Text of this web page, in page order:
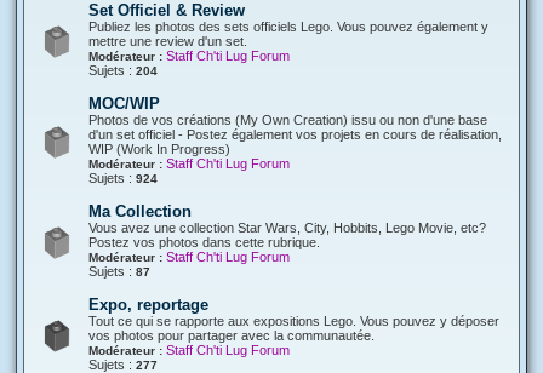
Set Officiel & Review
Publiez les photos des sets officiels Lego. Vous pouvez également y
mettre une review d'un set.
Modérateur : Staff Ch'ti Lug Forum
Sujets : 204
MOC/WIP
Photos de vos créations (My Own Creation) issu ou non d'une base
d'un set officiel - Postez également vos projets en cours de réalisation,
WIP (Work In Progress)
Modérateur : Staff Ch'ti Lug Forum
Sujets : 924
Ma Collection
Vous avez une collection Star Wars, City, Hobbits, Lego Movie, etc?
Postez vos photos dans cette rubrique.
Modérateur : Staff Ch'ti Lug Forum
Sujets : 87
Expo, reportage
Tout ce qui se rapporte aux expositions Lego. Vous pouvez y déposer
vos photos pour partager avec la communautée.
Modérateur : Staff Ch'ti Lug Forum
Sujets : 277